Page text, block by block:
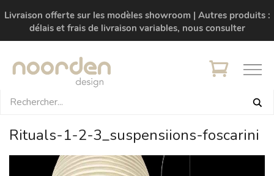
Livraison offerte sur les modèles showroom | Autres produits :
délais et frais de livraison variables, nous consulter
Rituals-1-2-3_suspensiions-foscarini